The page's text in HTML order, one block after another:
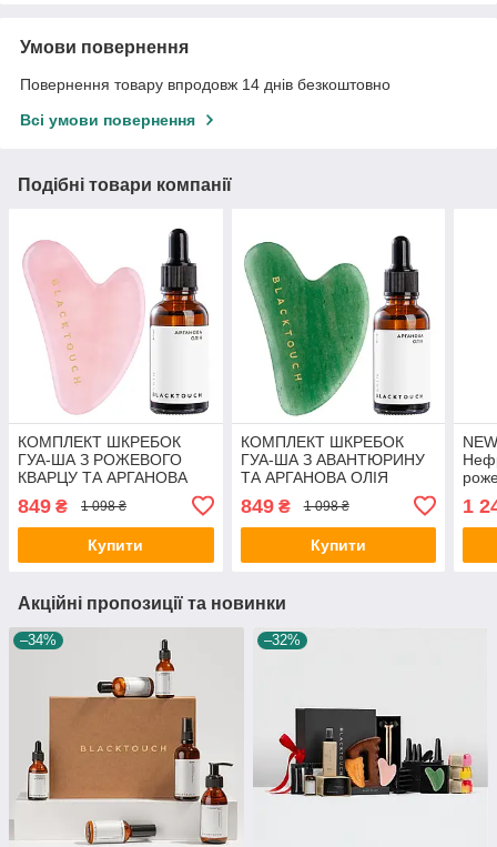
Умови повернення
Повернення товару впродовж 14 днів безкоштовно
Всі умови повернення
Подібні товари компанії
КОМПЛЕКТ ШКРЕБОК
ГУА-ША З РОЖЕВОГО
КВАРЦУ ТА АРГАНОВА
849 ₴ 1 098 ₴
Купити
КОМПЛЕКТ ШКРЕБОК
ГУА-ША З АВАНТЮРИНУ
ТА АРГАНОВА ОЛІЯ
849₴ 1 098 ₴
Купити
1
Акційні пропозиції та новинки
–34% –32%